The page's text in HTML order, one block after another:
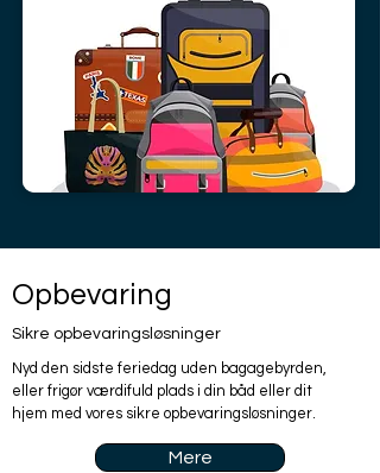
Opbevaring
Sikre opbevaringsløsninger
Nyd den sidste feriedag uden bagagebyrden,
eller frigør værdifuld plads i din båd eller dit
hjem med vores sikre opbevaringsløsninger.
Mere